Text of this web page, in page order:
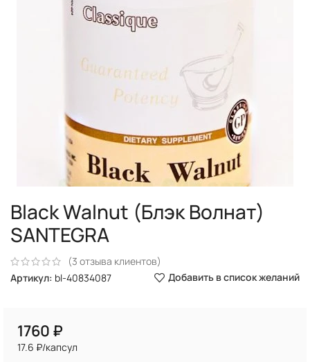
Black Walnut (Блэк Волнат)
SANTEGRA
(3 отзыва клиентов)
Артикул: bl-40834087 Добавить в список желаний
₽
17.6 ₽/капсул